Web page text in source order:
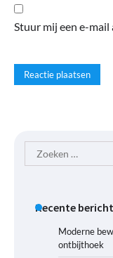
Stuur mij een e-
Zoeken
naar:
Recente
Moderne
ontbijthoek